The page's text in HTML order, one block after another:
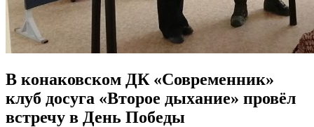
В конаковском ДК «Современник»
клуб досуга «Второе дыхание» провёл
встречу в День Победы